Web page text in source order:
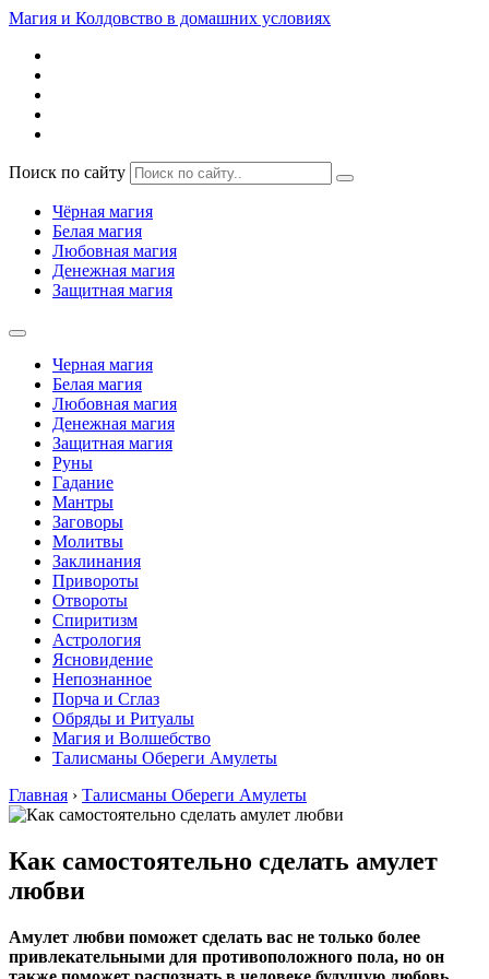
Магия и Колдовство в домашних условиях
Поиск по сайту
Чёрная магия
Белая магия
Любовная магия
Денежная магия
Защитная магия
Черная магия
Белая магия
Любовная магия
Денежная магия
Защитная магия
Руны
Гадание
Мантры
Заговоры
Молитвы
Заклинания
Привороты
Отвороты
Спиритизм
Астрология
Ясновидение
Непознанное
Порча и Сглаз
Обряды и Ритуалы
Магия и Волшебство
Талисманы Обереги Амулеты
Главная › Талисманы Обереги Амулеты
Как самостоятельно сделать амулет
любви
Амулет любви поможет сделать вас не только более
привлекательными для противоположного пола, но он